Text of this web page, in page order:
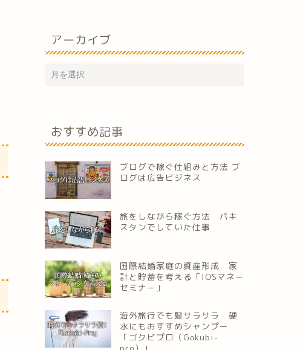
アーカイブ
おすすめ記事
ブログで稼ぐ仕組みと方法 ブ
ログは広告ビジネス
旅をしながら稼ぐ方法 パキ
スタンでしていた仕事
国際結婚家庭の資産形成 家
計と貯蓄を考える「IOSマネー
セミナー」
海外旅行でも髪サラサラ 硬
水にもおすすめシャンプー
「ゴクビプロ（Gokubi-